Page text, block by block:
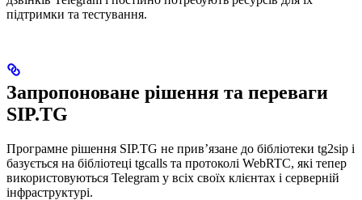
підтримки та тестування.
Запропоноване рішення та переваги
SIP.TG
Програмне рішення SIP.TG не прив’язане до бібліотеки tg2sip і
базується на бібліотеці tgcalls та протоколі WebRTC, які тепер
використовуються Telegram у всіх своїх клієнтах і серверній
інфраструктурі.